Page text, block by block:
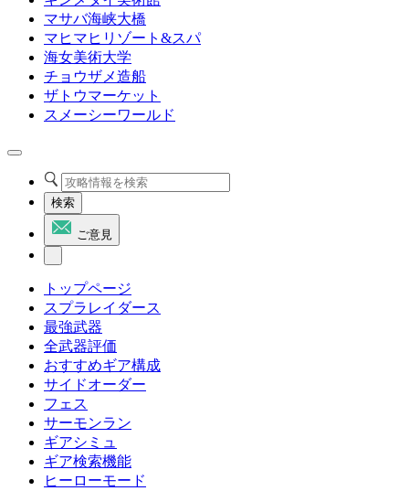
マサバ海峡大橋
マヒマヒリゾート&スパ
海女美術大学
チョウザメ造船
ザトウマーケット
スメーシーワールド
検索
ご意見
トップページ
スプラレイダース
最強武器
全武器評価
おすすめギア構成
サイドオーダー
フェス
サーモンラン
ギアシミュ
ギア検索機能
ヒーローモード